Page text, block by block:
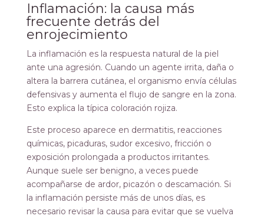
Inflamación: la causa más
frecuente detrás del
enrojecimiento
La inflamación es la respuesta natural de la piel
ante una agresión. Cuando un agente irrita, daña o
altera la barrera cutánea, el organismo envía células
defensivas y aumenta el flujo de sangre en la zona.
Esto explica la típica coloración rojiza.
Este proceso aparece en dermatitis, reacciones
químicas, picaduras, sudor excesivo, fricción o
exposición prolongada a productos irritantes.
Aunque suele ser benigno, a veces puede
acompañarse de ardor, picazón o descamación. Si
la inflamación persiste más de unos días, es
necesario revisar la causa para evitar que se vuelva